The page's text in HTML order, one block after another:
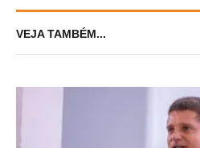
VEJA TAMBÉM...